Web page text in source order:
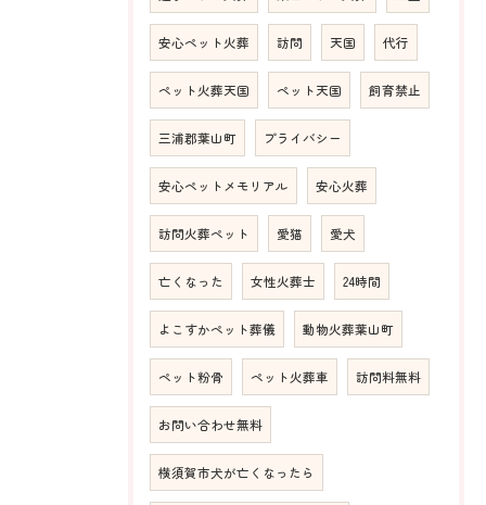
安心ペット火葬 訪問 天国 代行
ペット火葬天国 ペット天国 飼育禁止
三浦郡葉山町 プライバシー
安心ペットメモリアル 安心火葬
訪問火葬ペット 愛猫 愛犬
亡くなった 女性火葬士 24時間
よこすかペット葬儀 動物火葬葉山町
ペット粉骨 ペット火葬車 訪問料無料
お問い合わせ無料
横須賀市犬が亡くなったら